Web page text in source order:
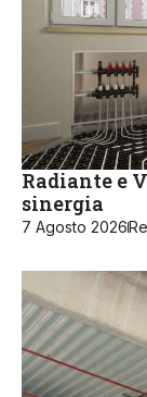
Radiante e
sinergia
7 Agosto 2026